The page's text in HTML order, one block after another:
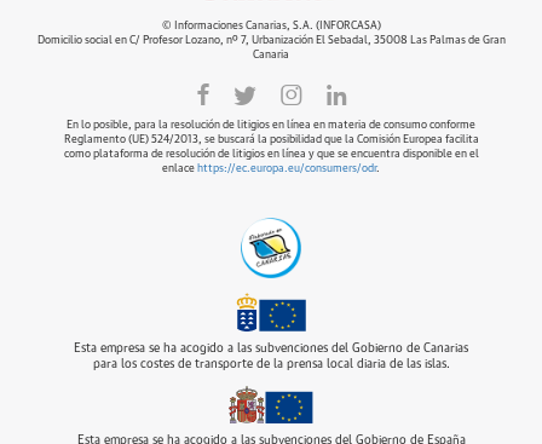
© Informaciones Canarias, S.A. (INFORCASA)
Domicilio social en C/ Profesor Lozano, nº 7, Urbanización El Sebadal, 35008 Las Palmas de Gran
Canaria
En lo posible, para la resolución de litigios en línea en materia de consumo conforme
Reglamento (UE) 524/2013, se buscará la posibilidad que la Comisión Europea facilita
como plataforma de resolución de litigios en línea y que se encuentra disponible en el
enlace https://ec.europa.eu/consumers/odr.
Esta empresa se ha acogido a las subvenciones del Gobierno de Canarias
para los costes de transporte de la prensa local diaria de las islas.
Esta empresa se ha acogido a las subvenciones del Gobierno de España